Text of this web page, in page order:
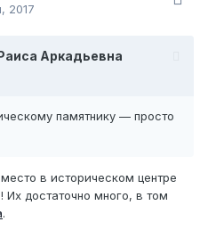
2017
Аркадьевна
памятнику — просто
в историческом центре
Их достаточно много, в том
.